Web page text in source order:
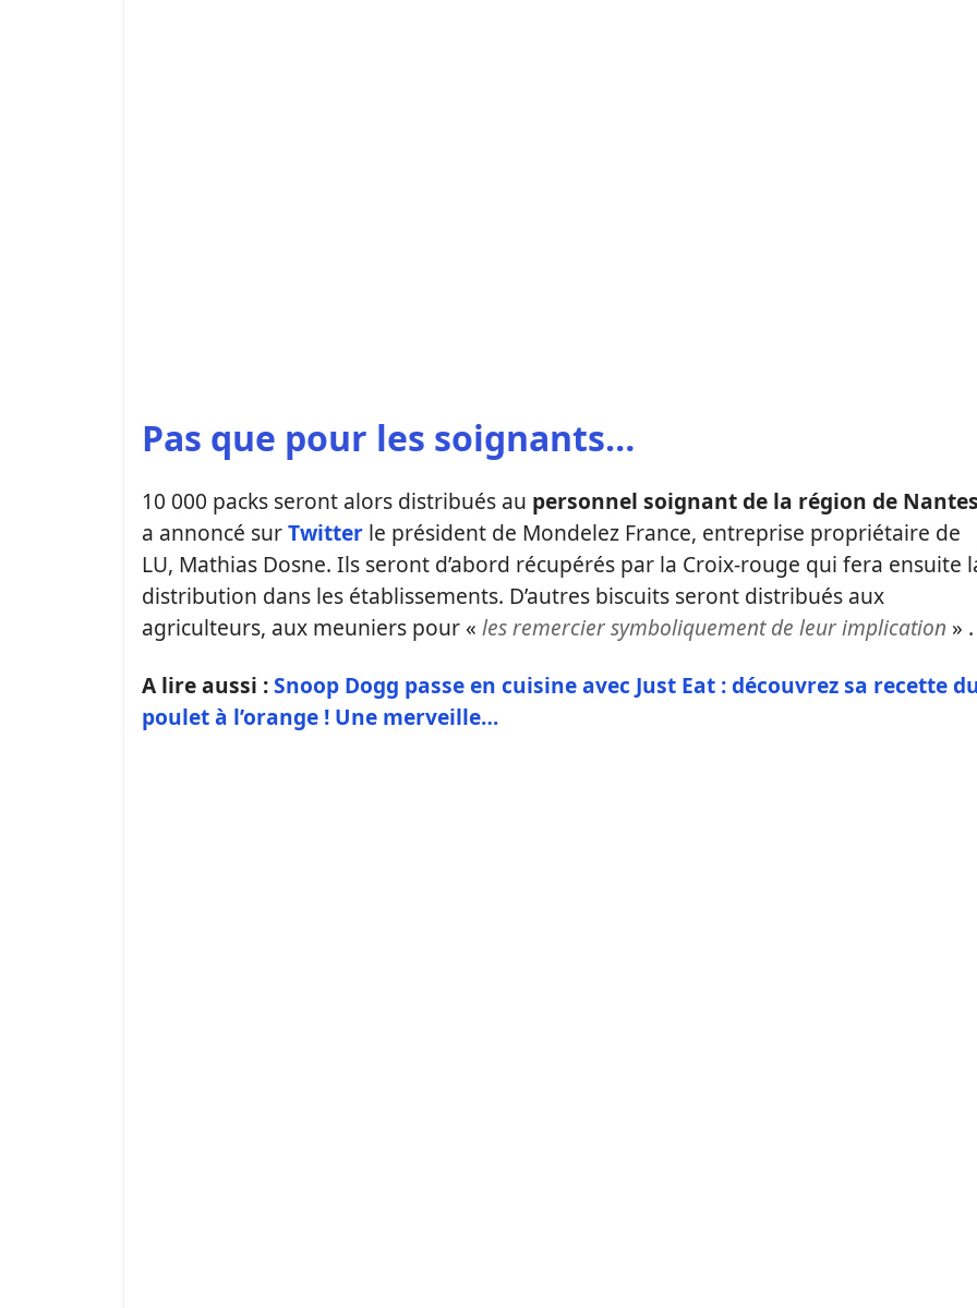
Pas que pour les soignants…
10 000 packs seront alors distribués au personnel soignant de la région de
a annoncé surTwitter le président de Mondelez France, entreprise propriétaire de
LU, Mathias Dosne. Ils seront d’abord récupérés par la Croix-rouge qui fera ensuite
distribution dans les établissements. D’autres biscuits seront distribués aux
agriculteurs, aux meuniers pour « les remercier symboliquement de leur implication » .
A lire aussi :Snoop Dogg passe en cuisine avec Just Eat : découvrez sa recette
poulet à l’orange ! Une merveille…